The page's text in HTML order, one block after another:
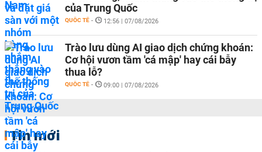
của Trung Quốc
QUỐC TẾ - 12:56 | 07/08/2026
Trào lưu dùng AI giao dịch chứng khoán:
Cơ hội vươn tầm 'cá mập' hay cái bẫy
thua lỗ?
QUỐC TẾ - 09:00 | 07/08/2026
Tin mới